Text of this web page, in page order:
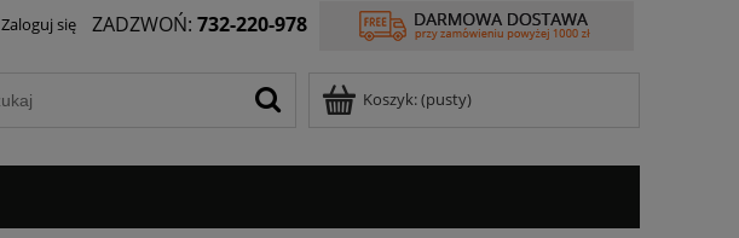
Zaloguj się ZADZWOŃ: 732-220-978
Koszyk:(pusty)